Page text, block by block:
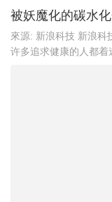
被妖魔化的碳水
來源: 新浪科技 新浪科
许多追求健康的人都着